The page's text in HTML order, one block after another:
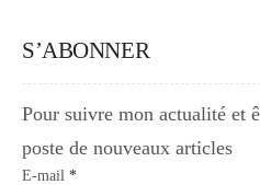
S’ABONNER
Pour suivre mon actualité et
poste de nouveaux articles
E-mail *